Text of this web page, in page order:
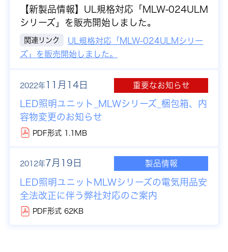
【新製品情報】 UL規格対応「MLW-024ULM
シリーズ」を販売開始しました。
関連リンク
UL規格対応「MLW-024ULMシリー
ズ」を販売開始しました。
2022年11月14日 重要なお知らせ
LED照明ユニット_MLWシリーズ_梱包箱、内
容物変更のお知らせ
PDF形式 1.1MB
2012年7月19日 製品情報
LED照明ユニットMLWシリーズの電気用品安
全法改正に伴う弊社対応のご案内
PDF形式 62KB